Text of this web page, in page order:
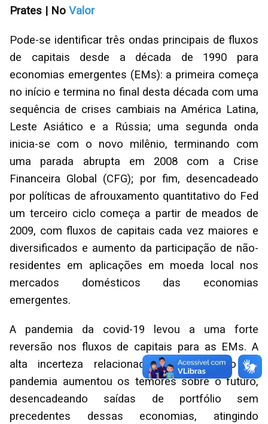
Prates | No Valor
Pode-se identificar três ondas principais de fluxos
de capitais desde a década de 1990 para
economias emergentes (EMs): a primeira começa
no início e termina no final desta década com uma
sequência de crises cambiais na América Latina,
Leste Asiático e a Rússia; uma segunda onda
inicia-se com o novo milênio, terminando com
uma parada abrupta em 2008 com a Crise
Financeira Global (CFG); por fim, desencadeado
por políticas de afrouxamento quantitativo do Fed
um terceiro ciclo começa a partir de meados de
2009, com fluxos de capitais cada vez maiores e
diversificados e aumento da participação de não-
residentes em aplicações em moeda local nos
mercados domésticos das economias
emergentes.
A pandemia da covid-19 levou a uma forte
reversão nos fluxos de capitais para as EMs. A
alta incerteza relacionada à propagação da
pandemia aumentou os temores sobre o futuro,
desencadeando saídas de portfólio sem
precedentes dessas economias, atingindo